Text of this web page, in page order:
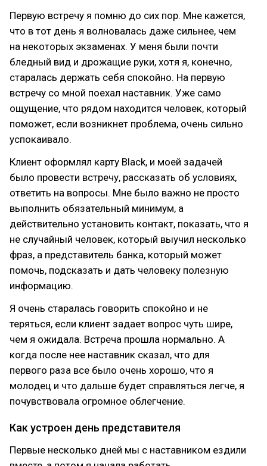
Первую встречу я помню до сих пор. Мне кажется,
что в тот день я волновалась даже сильнее, чем
на некоторых экзаменах. У меня были почти
бледный вид и дрожащие руки, хотя я, конечно,
старалась держать себя спокойно. На первую
встречу со мной поехал наставник. Уже само
ощущение, что рядом находится человек, который
поможет, если возникнет проблема, очень сильно
успокаивало.
Клиент оформлял карту Black, и моей задачей
было провести встречу, рассказать об условиях,
ответить на вопросы. Мне было важно не просто
выполнить обязательный минимум, а
действительно установить контакт, показать, что я
не случайный человек, который выучил несколько
фраз, а представитель банка, который может
помочь, подсказать и дать человеку полезную
информацию.
Я очень старалась говорить спокойно и не
теряться, если клиент задает вопрос чуть шире,
чем я ожидала. Встреча прошла нормально. А
когда после нее наставник сказал, что для
первого раза все было очень хорошо, что я
молодец и что дальше будет справляться легче, я
почувствовала огромное облегчение.
Как устроен день представителя
Первые несколько дней мы с наставником ездили